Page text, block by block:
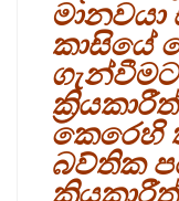
කාසියේ
කෙරෙහි
බව්තික